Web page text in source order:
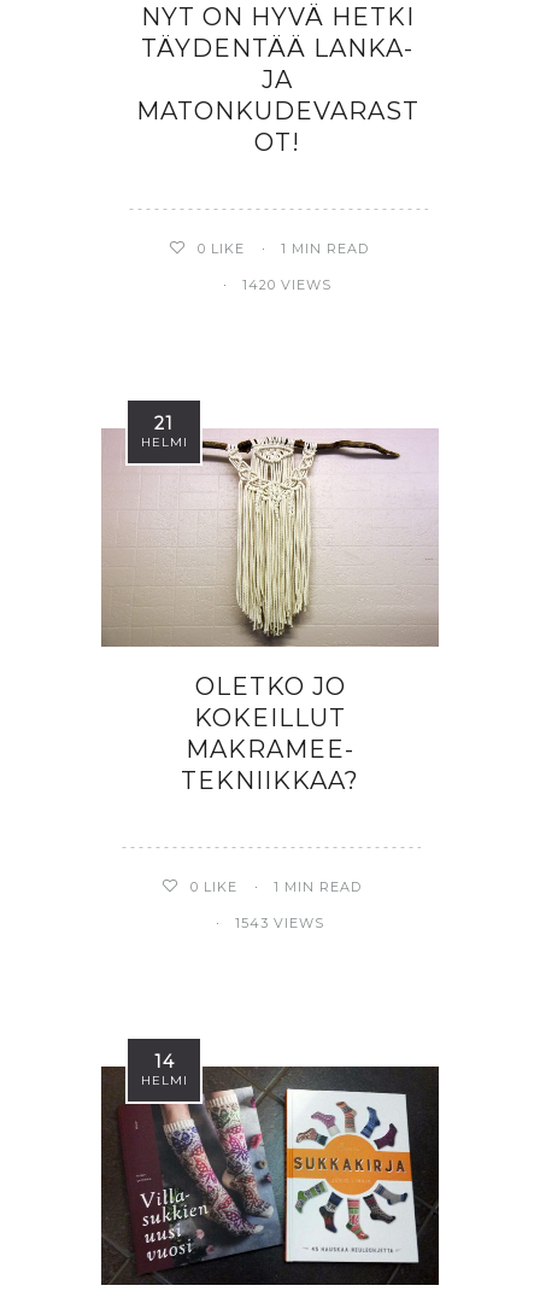
NYT ON HYVÄ HETKI
TÄYDENTÄÄ LANKA-
JA
MATONKUDEVARAST
OT!
0 LIKE 1 MIN READ
1420 VIEWS
21
HELMI
OLETKO JO
KOKEILLUT
MAKRAMEE-
TEKNIIKKAA?
0 LIKE 1 MIN READ
1543 VIEWS
14
HELMI